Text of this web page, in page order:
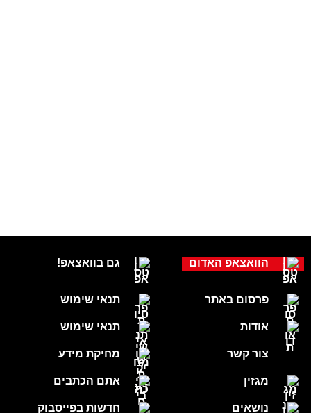
גם בוואצאפ!
תנאי שימוש
תנאי שימוש
מחיקת מידע
אתם הכתבים
חדשות בפייסבוק
הוואצאפ האדום
פרסום באתר
אודות
צור קשר
מגזין
נושאים